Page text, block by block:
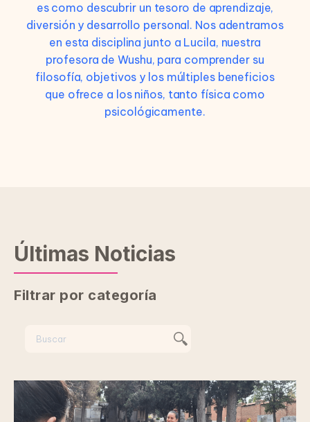
es como descubrir un tesoro de aprendizaje,
diversión y desarrollo personal. Nos adentramos
en esta disciplina junto a Lucila, nuestra
profesora de Wushu, para comprender su
filosofía, objetivos y los múltiples beneficios
que ofrece a los niños, tanto física como
psicológicamente.
Últimas Noticias
Filtrar por categoría